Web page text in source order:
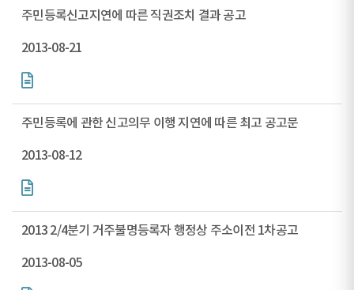
주민등록신고지연에 따른 직권조치 결과 공고
2013-08-21
주민등록에 관한 신고의무 이행 지연에 따른 최고 공고문
2013-08-12
2013 2/4분기 거주불명등록자 행정상 주소이전 1차공고
2013-08-05